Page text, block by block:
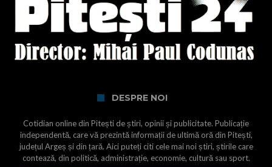
DESPRE NOI
Cotidian online din Pitești de știri, opinii și publicitate. Publicație
independentă, care vă prezintă informații de ultimă oră din Pitești,
județul Argeș și din țară. Aici puteți citi cele mai noi știri, știrile care
contează, din politică, administrație, economie, cultură sau sport.